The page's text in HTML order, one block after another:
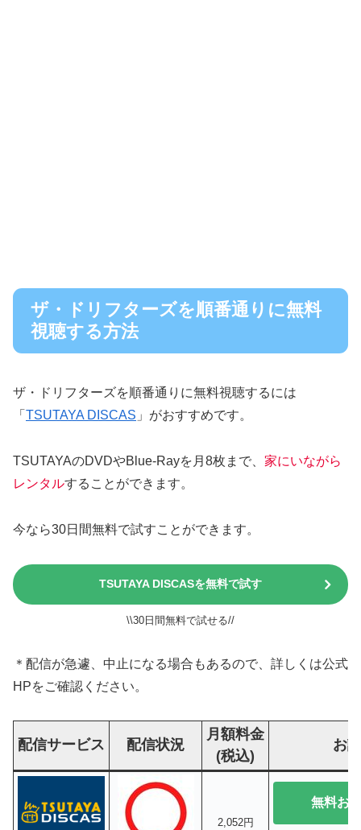
ザ・ドリフターズを順番通りに無料
視聴する方法
ザ・ドリフターズを順番通りに無料視聴するには
「 TSUTAYA DISCAS 」がおすすめです。
TSUTAYAのDVDやBlue-Rayを月8枚まで、 家にいながら
レンタルすることができます。
今なら30日間無料で試すことができます。
TSUTAYA DISCASを無料で試す
\\30日間無料で試せる//
＊配信が急遽、中止になる場合もあるので、詳しくは公式
HPをご確認ください。
配信サービス 配信状況
月額料金
(税込)
お
2,052円
無料お